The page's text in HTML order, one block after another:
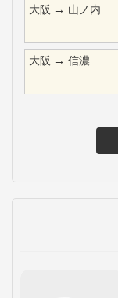
大阪 → 山ノ内
大阪 → 信濃